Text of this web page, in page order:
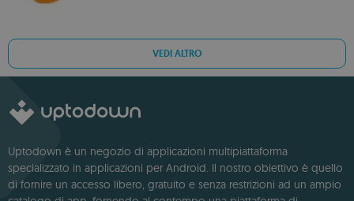
VEDI ALTRO
Uptodown è un negozio di applicazioni multipiattaforma
specializzato in applicazioni per Android. Il nostro obiettivo è quello
di fornire un accesso libero, gratuito e senza restrizioni ad un ampio